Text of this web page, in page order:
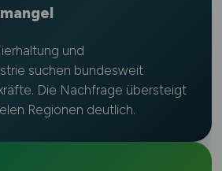
und
suchen bundesweit
Die Nachfrage übersteigt
Regionen deutlich.